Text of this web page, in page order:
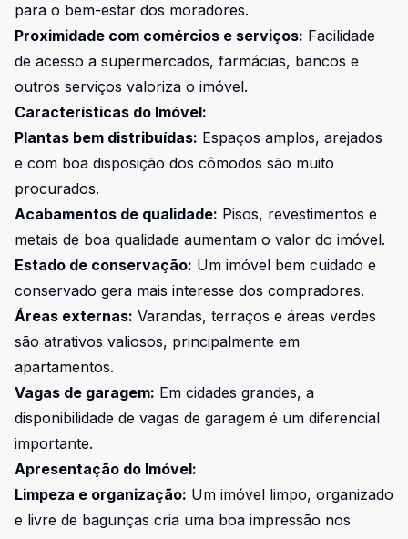
para o bem-estar dos moradores.
Proximidade com comércios e serviços: Facilidade
de acesso a supermercados, farmácias, bancos e
outros serviços valoriza o imóvel.
Características do Imóvel:
Plantas bem distribuídas: Espaços amplos, arejados
e com boa disposição dos cômodos são muito
procurados.
Acabamentos de qualidade: Pisos, revestimentos e
metais de boa qualidade aumentam o valor do imóvel.
Estado de conservação: Um imóvel bem cuidado e
conservado gera mais interesse dos compradores.
Áreas externas: Varandas, terraços e áreas verdes
são atrativos valiosos, principalmente em
apartamentos.
Vagas de garagem: Em cidades grandes, a
disponibilidade de vagas de garagem é um diferencial
importante.
Apresentação do Imóvel:
Limpeza e organização: Um imóvel limpo, organizado
e livre de bagunças cria uma boa impressão nos